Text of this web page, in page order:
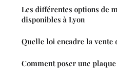
Les différentes options de
disponibles à Lyon
Quelle loi encadre la vente
Comment poser une